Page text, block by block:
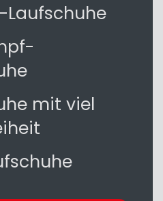
Laufschuhe
mit viel